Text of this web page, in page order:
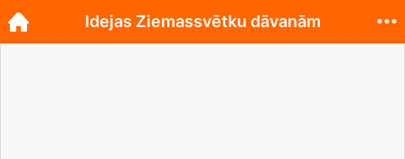
Idejas Ziemassvētku dāvanām